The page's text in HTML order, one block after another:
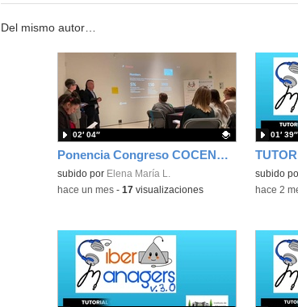
Del mismo autor…
Ponencia Congreso COCENFE 26.01.23
Contenido educativo.
subido por Elena María L.
02′ 04″
-hace un mes- 17 visualizaciones
subido
01′ 39″
-hace 2